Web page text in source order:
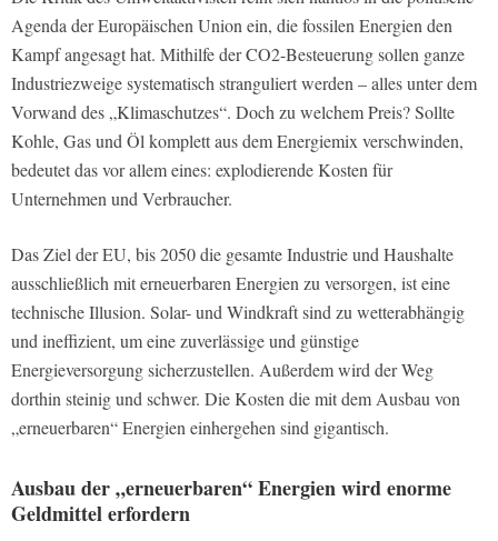
Agenda der Europäischen Union ein, die fossilen Energien den
Kampf angesagt hat. Mithilfe der CO2-Besteuerung sollen ganze
Industriezweige systematisch stranguliert werden – alles unter dem
Vorwand des „Klimaschutzes“. Doch zu welchem Preis? Sollte
Kohle, Gas und Öl komplett aus dem Energiemix verschwinden,
bedeutet das vor allem eines: explodierende Kosten für
Unternehmen und Verbraucher.
Das Ziel der EU, bis 2050 die gesamte Industrie und Haushalte
ausschließlich mit erneuerbaren Energien zu versorgen, ist eine
technische Illusion. Solar- und Windkraft sind zu wetterabhängig
und ineffizient, um eine zuverlässige und günstige
Energieversorgung sicherzustellen. Außerdem wird der Weg
dorthin steinig und schwer. Die Kosten die mit dem Ausbau von
„erneuerbaren“ Energien einhergehen sind gigantisch.
Ausbau der „erneuerbaren“ Energien wird enorme
Geldmittel erfordern